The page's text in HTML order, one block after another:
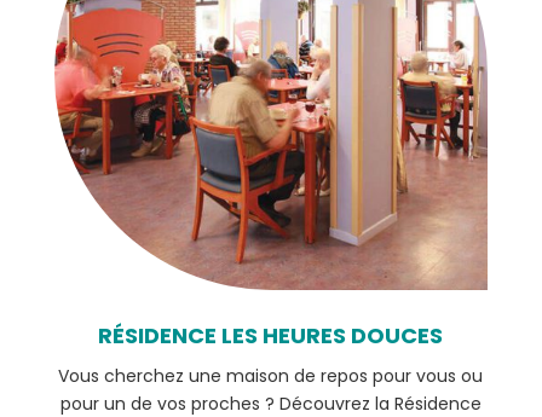
RÉSIDENCE LES HEURES DOUCES
Vous cherchez une maison de repos pour vous ou
pour un de vos proches ? Découvrez la Résidence